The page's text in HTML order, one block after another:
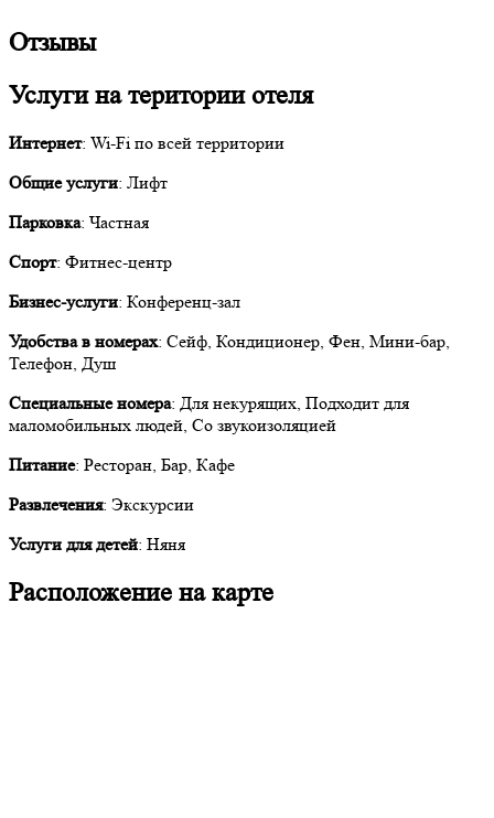
Отзывы
Услуги на територии отеля
Интернет: Wi-Fi по всей территории
Общие услуги: Лифт
Парковка: Частная
Спорт: Фитнес-центр
Бизнес-услуги: Конференц-зал
Удобства в номерах: Сейф, Кондиционер, Фен, Мини-бар,
Телефон, Душ
Специальные номера: Для некурящих, Подходит для
маломобильных людей, Со звукоизоляцией
Питание: Ресторан, Бар, Кафе
Развлечения: Экскурсии
Услуги для детей: Няня
Расположение на карте